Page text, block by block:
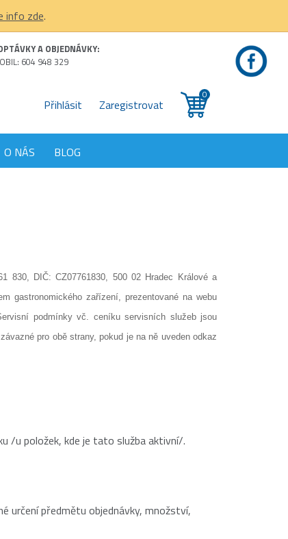
info zde.
A OBJEDNÁVKY:
604 948 329
Přihlásit Zaregistrovat
0
O NÁS BLOG
830, DIČ: CZ07761830, 500 02 Hradec Králové a
gastronomického zařízení, prezentované na webu
podmínky vč. ceníku servisních služeb jsou
pro obě strany, pokud je na ně uveden odkaz
/u položek, kde je tato služba aktivní/.
určení předmětu objednávky, množství,